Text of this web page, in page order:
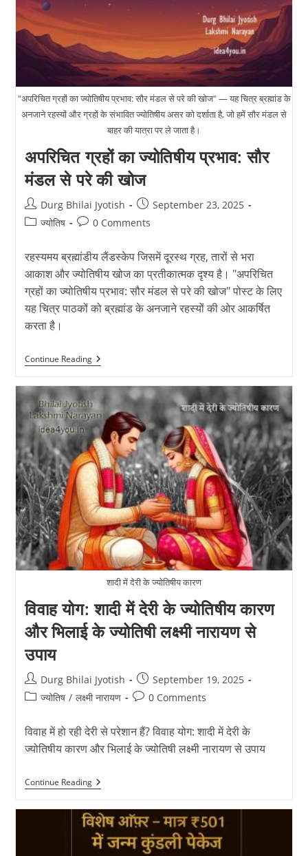
"अपरिचित ग्रहों का ज्योतिषीय प्रभाव: सौर मंडल से परे की खोज" — यह चित्र ब्रह्मांड के
अनजाने रहस्यों और ग्रहों के संभावित ज्योतिषीय असर को दर्शाता है, जो हमें सौर मंडल से
बाहर की यात्रा पर ले जाता है।
अपरिचित ग्रहों का ज्योतिषीय प्रभाव: सौर
मंडल से परे की खोज
Post
author:
Durg Bhilai Jyotish
Post
published:
September 23, 2025
Postज्योतिष
Post0 Comments
रहस्यमय ब्रह्मांडीय लैंडस्केप जिसमें दूरस्थ ग्रह, तारों से भरा
आकाश और ज्योतिषीय खोज का प्रतीकात्मक दृश्य है। "अपरिचित
ग्रहों का ज्योतिषीय प्रभाव: सौर मंडल से परे की खोज" पोस्ट के लिए
यह चित्र पाठकों को ब्रह्मांड के अनजाने रहस्यों की ओर आकर्षित
करता है।
Continue Readingअपरिचित
ग्रहों
ज्योतिषीय
प्रभाव:
सौर
मंडल
से
परे
की
खोज
शादी में देरी के ज्योतिषीय कारण
विवाह योग: शादी में देरी के ज्योतिषीय कारण
और भिलाई के ज्योतिषी लक्ष्मी नारायण से
उपाय
Post
author:
Durg Bhilai Jyotish
Post
published:
September 19, 2025
Postज्योतिष / लक्ष्मी नारायण
Post0 Comments
विवाह में हो रही देरी से परेशान हैं? विवाह योग: शादी में देरी के
ज्योतिषीय कारण और भिलाई के ज्योतिषी लक्ष्मी नारायण से उपाय
Continue Readingविवाह
योग:
में
देरी
के
ज्योतिषीय